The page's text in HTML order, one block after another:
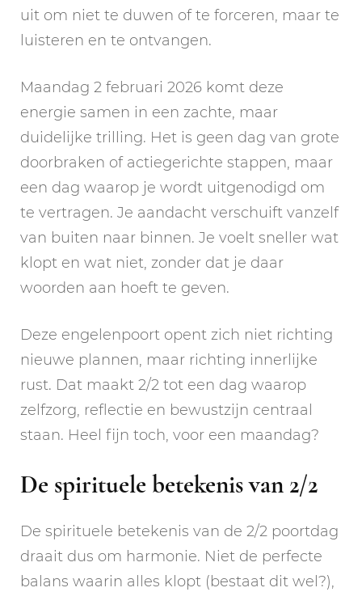
uit om niet te duwen of te forceren, maar te
luisteren en te ontvangen.
Maandag 2 februari 2026 komt deze
energie samen in een zachte, maar
duidelijke trilling. Het is geen dag van grote
doorbraken of actiegerichte stappen, maar
een dag waarop je wordt uitgenodigd om
te vertragen. Je aandacht verschuift vanzelf
van buiten naar binnen. Je voelt sneller wat
klopt en wat niet, zonder dat je daar
woorden aan hoeft te geven.
Deze engelenpoort opent zich niet richting
nieuwe plannen, maar richting innerlijke
rust. Dat maakt 2/2 tot een dag waarop
zelfzorg, reflectie en bewustzijn centraal
staan. Heel fijn toch, voor een maandag?
De spirituele betekenis van 2/2
De spirituele betekenis van de 2/2 poortdag
draait dus om harmonie. Niet de perfecte
balans waarin alles klopt (bestaat dit wel?),